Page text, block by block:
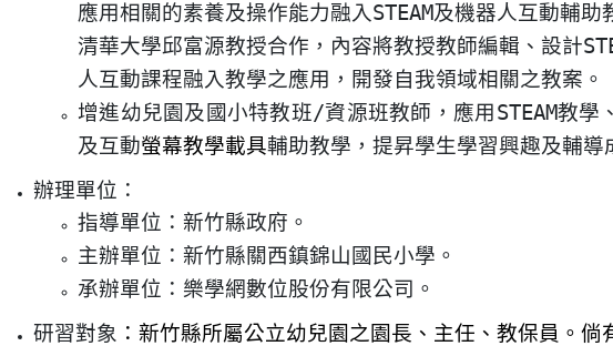
應用相關的素養及操作能力融入STEAM及機器人互動輔助
清華大學邱富源教授合作，內容將教授教師編輯、設計
人互動課程融入教學之應用，開發自我領域相關之教案。
增進幼兒園及國小特教班/資源班教師，應用 STEAM教學
及互動螢幕教學載具輔助教學，提昇學生學習興趣及輔導
辦理單位：
指導單位：新竹縣政府。
主辦單位：新竹縣關西鎮錦山國民小學。
承辦單位：樂學網數位股份有限公司。
研習對象 ： 新竹縣所屬公立幼兒園之園長、主任、教保員 。倘